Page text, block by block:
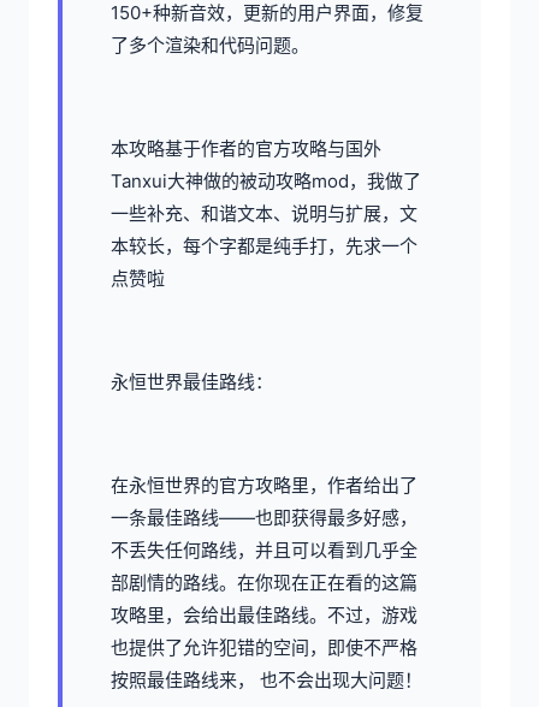
150+种新音效，更新的用户界面，修复
了多个渲染和代码问题。
本攻略基于作者的官方攻略与国外
Tanxui大神做的被动攻略mod，我做了
一些补充、和谐文本、说明与扩展，文
本较长，每个字都是纯手打，先求一个
点赞啦
永恒世界最佳路线：
在永恒世界的官方攻略里，作者给出了
一条最佳路线——也即获得最多好感，
不丢失任何路线，并且可以看到几乎全
部剧情的路线。在你现在正在看的这篇
攻略里，会给出最佳路线。不过，游戏
也提供了允许犯错的空间，即使不严格
按照最佳路线来， 也不会出现大问题！